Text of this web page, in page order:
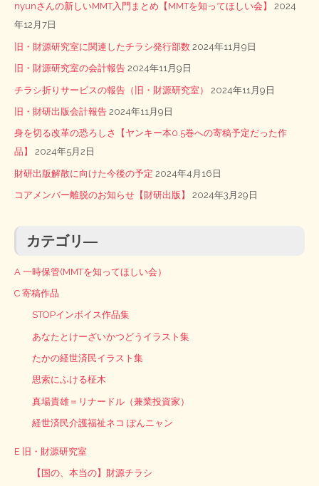
nyunさんの新しいMMT入門まとめ【MMTを知ってほしい会】
2024
年12月7日
旧・財源研究室に関連したチラシ発行部数 2024年11月9日
旧・財源研究室の会計報告 2024年11月9日
チラシ折りサービスの報告（旧・財源研究室） 2024年11月9日
旧・財研出版会計報告 2024年11月9日
身を切る改革の恐ろしさ【ヤンキー本0.5巻への寄稿予定だった作
品】
2024年5月2日
財研出版解散に向けた今後の予定 2024年4月16日
コアメンバー離脱のお知らせ【財研出版】 2024年3月29日
カテゴリ―
A 一時保管(MMTを知ってほしい会）
C 寄稿作品
STOPインボイス作品集
あなたとけーざいかつどうイラスト集
たかの経世済民イラスト集
思索にふける柾木
真場貴雄＝リナードル（兼業投資家）
経世済民介護福祉ネコ ぽんニャン
E 旧・財源研究室
【国の、本当の】財源チラシ